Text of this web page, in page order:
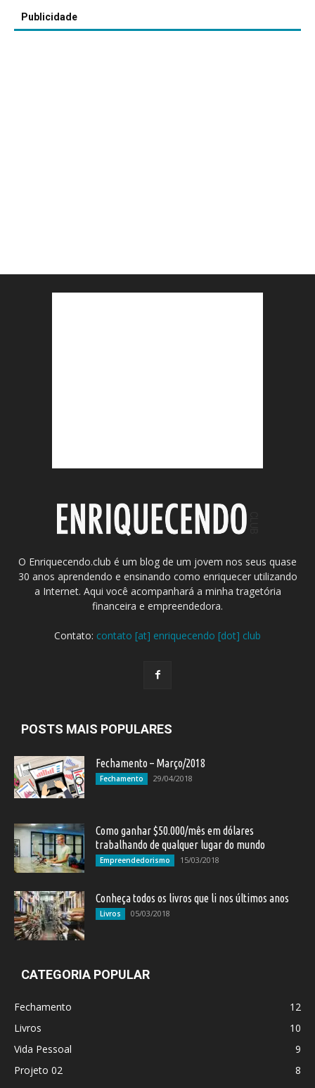
Publicidade
O Enriquecendo.club é um blog de um jovem nos seus quase
30 anos aprendendo e ensinando como enriquecer utilizando
a Internet. Aqui você acompanhará a minha tragetória
financeira e empreendedora.
Contato: contato [at] enriquecendo [dot] club
POSTS MAIS POPULARES
Fechamento – Março/2018
Fechamento 29/04/2018
Como ganhar $50.000/mês em dólares
trabalhando de qualquer lugar do mundo
Empreendedorismo 15/03/2018
Conheça todos os livros que li nos últimos anos
Livros 05/03/2018
CATEGORIA POPULAR
Fechamento
12
Livros
10
Vida Pessoal
9
Projeto 02
8